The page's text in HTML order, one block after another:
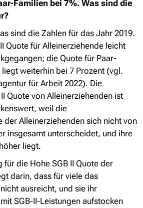
Familien bei 7%. Was sind die
sind die Zahlen für das Jahr 2019.
Quote für Alleinerziehende leicht
die Quote für Paar-
weiterhin bei 7 Prozent (vgl.
für Arbeit 2022). Die
Quote von Alleinerziehenden ist
weil die
der Alleinerziehenden sich nicht von
insgesamt unterscheidet, und ihre
liegt.
für die Hohe SGB II Quote der
darin, dass für viele das
ausreicht, und sie ihr
SGB-II-Leistungen aufstocken